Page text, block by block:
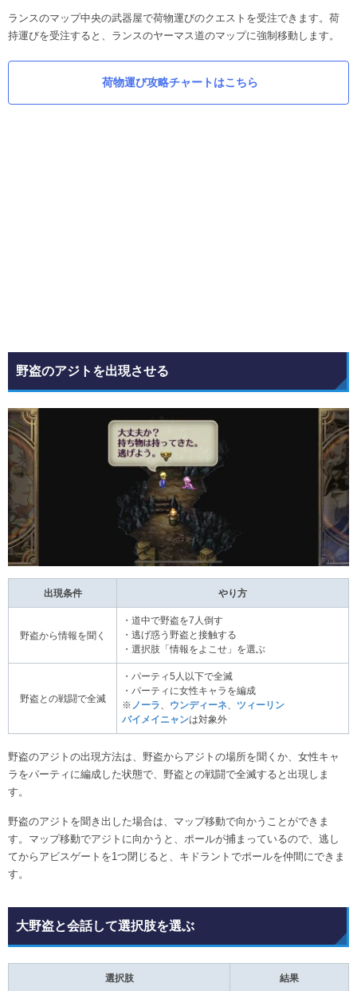
ランスのマップ中央の武器屋で荷物運びのクエストを受注できます。荷
持運びを受注すると、ランスのヤーマス道のマップに強制移動します。
荷物運び攻略チャートはこちら
野盗のアジトを出現させる
出現条件 やり方
野盗から情報を聞く
・道中で野盗を7人倒す
・逃げ惑う野盗と接触する
・選択肢「情報をよこせ」を選ぶ
野盗との戦闘で全滅
・パーティ5人以下で全滅
・パーティに女性キャラを編成
※ ノーラ ウンディーネ
ツィーリン
バイメイニャンは対象外
野盗のアジトの出現方法は、野盗からアジトの場所を聞くか、女性キャ
ラをパーティに編成した状態で、野盗との戦闘で全滅すると出現しま
す。
野盗のアジトを聞き出した場合は、マップ移動で向かうことができま
す。マップ移動でアジトに向かうと、ポールが捕まっているので、逃し
てからアビスゲートを1つ閉じると、キドラントでポールを仲間にできま
す。
大野盗と会話して選択肢を選ぶ
選択肢 結果